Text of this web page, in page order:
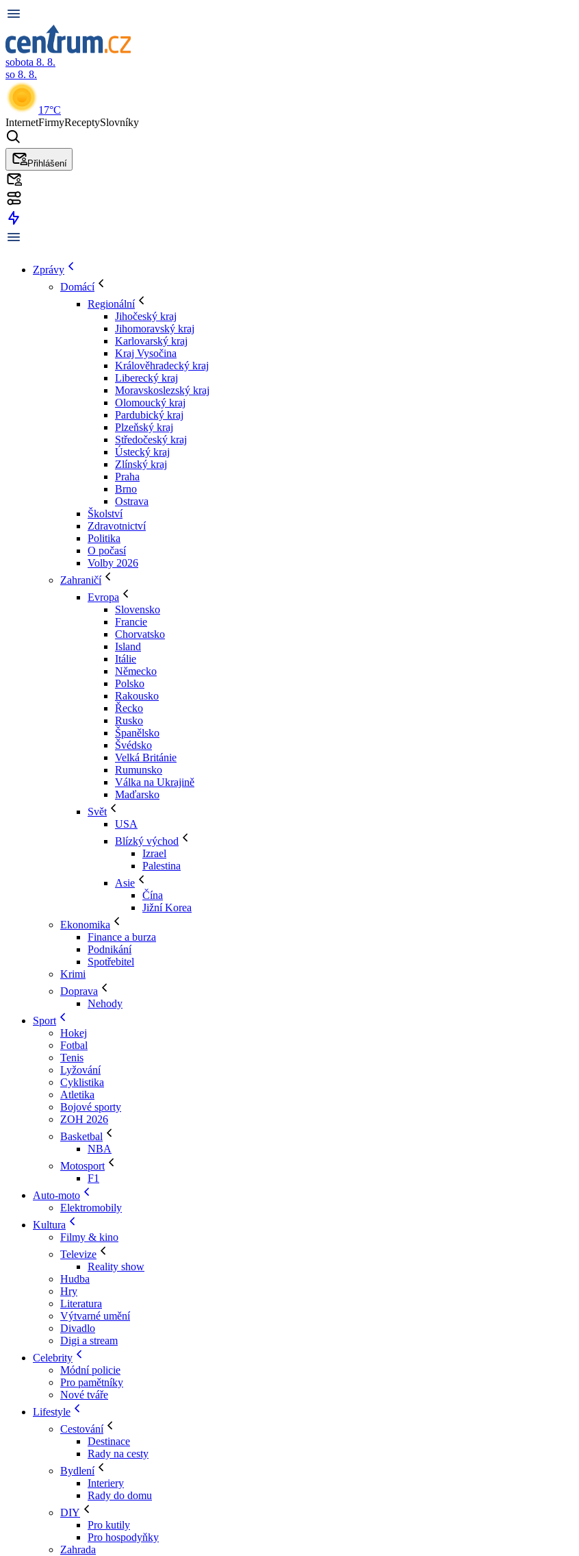
sobota 8. 8.
so 8. 8.
17°C
InternetFirmyReceptySlovníky
Přihlášení
Zprávy
Domácí
Regionální
Jihočeský kraj
Jihomoravský kraj
Karlovarský kraj
Kraj Vysočina
Králověhradecký kraj
Liberecký kraj
Moravskoslezský kraj
Olomoucký kraj
Pardubický kraj
Plzeňský kraj
Středočeský kraj
Ústecký kraj
Zlínský kraj
Praha
Brno
Ostrava
Školství
Zdravotnictví
Politika
O počasí
Volby 2026
Zahraničí
Evropa
Slovensko
Francie
Chorvatsko
Island
Itálie
Německo
Polsko
Rakousko
Řecko
Rusko
Španělsko
Švédsko
Velká Británie
Rumunsko
Válka na Ukrajině
Maďarsko
Svět
USA
Blízký východ
Izrael
Palestina
Asie
Čína
Jižní Korea
Ekonomika
Finance a burza
Podnikání
Spotřebitel
Krimi
Doprava
Nehody
Sport
Hokej
Fotbal
Tenis
Lyžování
Cyklistika
Atletika
Bojové sporty
ZOH 2026
Basketbal
NBA
Motosport
F1
Auto-moto
Elektromobily
Kultura
Filmy & kino
Televize
Reality show
Hudba
Hry
Literatura
Výtvarné umění
Divadlo
Digi a stream
Celebrity
Módní policie
Pro pamětníky
Nové tváře
Lifestyle
Cestování
Destinace
Rady na cesty
Bydlení
Interiery
Rady do domu
DIY
Pro kutily
Pro hospodyňky
Zahrada